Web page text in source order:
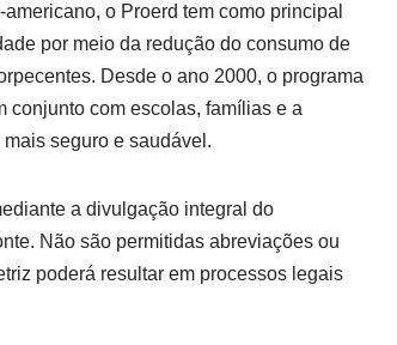
o Proerd tem como principal
por meio da redução do consumo de
Desde o ano 2000, o programa
conjunto com escolas, famílias e a
seguro e saudável.
a divulgação integral do
Não são permitidas abreviações ou
poderá resultar em processos legais